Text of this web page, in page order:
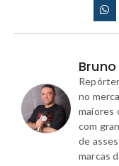
no
maiores
com
de
marcas